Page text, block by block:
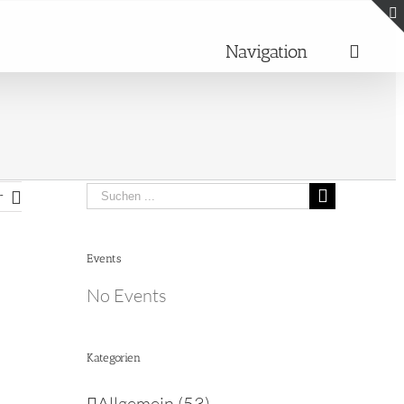
Navigation
Search
Events
No Events
Kategorien